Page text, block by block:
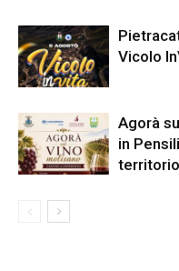
Vicolo
Agorà
in
territorio